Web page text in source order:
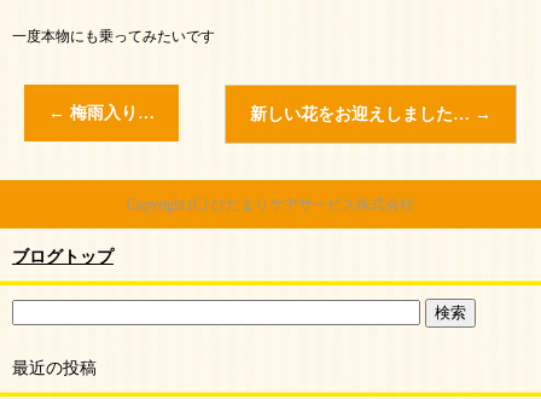
一度本物にも乗ってみたいです
← 梅雨入り… 新しい花をお迎えしました… →
Copyright (C) ひだまりケアサービス株式会社
ブログトップ
最近の投稿